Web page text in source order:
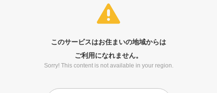
このサービスはお住まいの地域からは
ご利用になれません。
Sorry! This content is not available in your region.